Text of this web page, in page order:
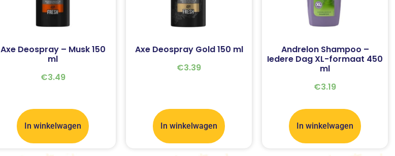
Axe Deospray – Musk 150
ml
€3.49
In winkelwagen
Axe Deospray Gold 150 ml
€3.39
In winkelwagen
Andrelon Shampoo –
Iedere Dag XL-formaat 450
ml
€3.19
In winkelwagen